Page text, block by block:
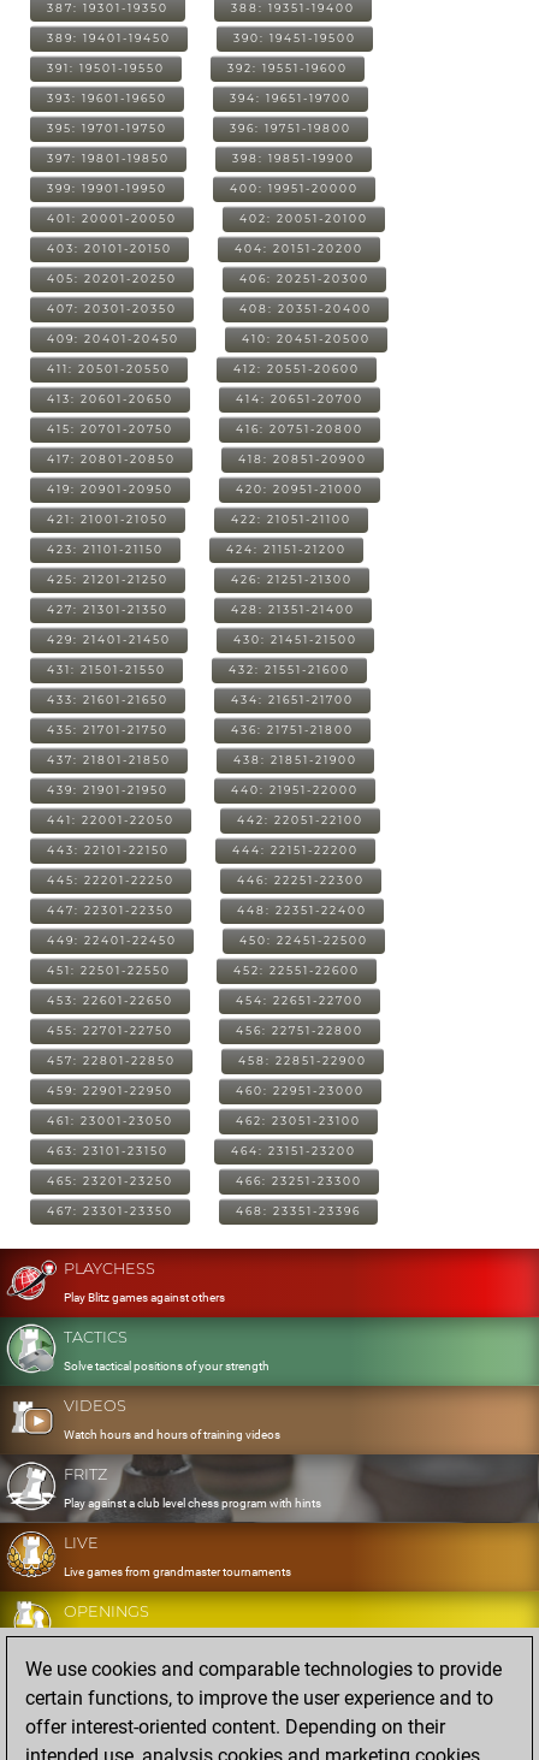
387: 19301-19350 388: 19351-19400
389: 19401-19450 390: 19451-19500
391: 19501-19550 392: 19551-19600
393: 19601-19650 394: 19651-19700
395: 19701-19750 396: 19751-19800
397: 19801-19850 398: 19851-19900
399: 19901-19950 400: 19951-20000
401: 20001-20050 402: 20051-20100
403: 20101-20150 404: 20151-20200
405: 20201-20250 406: 20251-20300
407: 20301-20350 408: 20351-20400
409: 20401-20450 410: 20451-20500
411: 20501-20550 412: 20551-20600
413: 20601-20650 414: 20651-20700
415: 20701-20750 416: 20751-20800
417: 20801-20850 418: 20851-20900
419: 20901-20950 420: 20951-21000
421: 21001-21050 422: 21051-21100
423: 21101-21150 424: 21151-21200
425: 21201-21250 426: 21251-21300
427: 21301-21350 428: 21351-21400
429: 21401-21450 430: 21451-21500
431: 21501-21550 432: 21551-21600
433: 21601-21650 434: 21651-21700
435: 21701-21750 436: 21751-21800
437: 21801-21850 438: 21851-21900
439: 21901-21950 440: 21951-22000
441: 22001-22050 442: 22051-22100
443: 22101-22150 444: 22151-22200
445: 22201-22250 446: 22251-22300
447: 22301-22350 448: 22351-22400
449: 22401-22450 450: 22451-22500
451: 22501-22550 452: 22551-22600
453: 22601-22650 454: 22651-22700
455: 22701-22750 456: 22751-22800
457: 22801-22850 458: 22851-22900
459: 22901-22950 460: 22951-23000
461: 23001-23050 462: 23051-23100
463: 23101-23150 464: 23151-23200
465: 23201-23250 466: 23251-23300
467: 23301-23350 468: 23351-23396
PLAYCHESS
Play Blitz games against others
TACTICS
Solve tactical positions of your strength
VIDEOS
Watch hours and hours of training videos
FRITZ
Play against a club level chess program with hints
LIVE
Live games from grandmaster tournaments
OPENINGS
Develop and exercise your openings
DATABASE
Eight million strong games
MYGAMES
We use cookies and comparable technologies to provide
certain functions, to improve the user experience and to
offer interest-oriented content. Depending on their